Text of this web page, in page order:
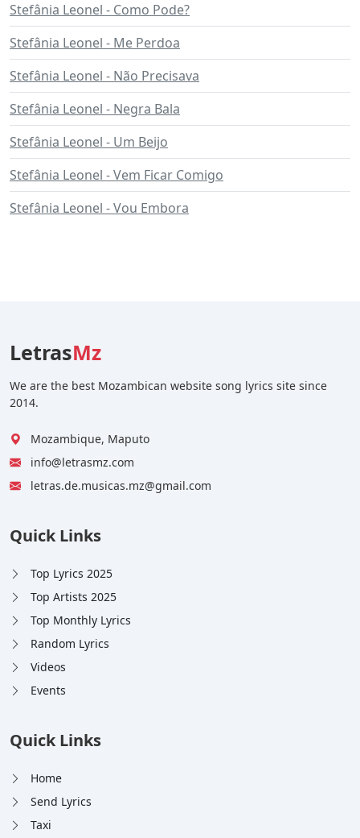
Stefânia Leonel - Como Pode?
Stefânia Leonel - Me Perdoa
Stefânia Leonel - Não Precisava
Stefânia Leonel - Negra Bala
Stefânia Leonel - Um Beijo
Stefânia Leonel - Vem Ficar Comigo
Stefânia Leonel - Vou Embora
LetrasMz
We are the best Mozambican website song lyrics site since
2014.
Mozambique, Maputo
info@letrasmz.com
letras.de.musicas.mz@gmail.com
Quick Links
Top Lyrics 2025
Top Artists 2025
Top Monthly Lyrics
Random Lyrics
Videos
Events
Quick Links
Home
Send Lyrics
Taxi